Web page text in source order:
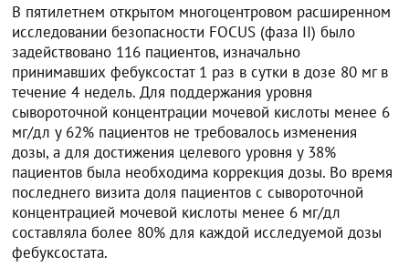
В пятилетнем открытом многоцентровом расширенном
исследовании безопасности FOCUS (фаза II) было
задействовано 116 пациентов, изначально
принимавших фебуксостат 1 раз в сутки в дозе 80 мг в
течение 4 недель. Для поддержания уровня
сывороточной концентрации мочевой кислоты менее 6
мг/дл у 62% пациентов не требовалось изменения
дозы, а для достижения целевого уровня у 38%
пациентов была необходима коррекция дозы. Во время
последнего визита доля пациентов с сывороточной
концентрацией мочевой кислоты менее 6 мг/дл
составляла более 80% для каждой исследуемой дозы
фебуксостата.